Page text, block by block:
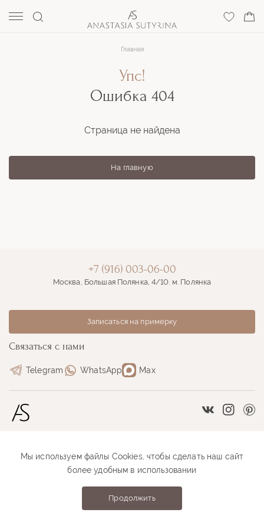
Главная
Упс!
Ошибка 404
Страница не найдена
На главную
Vkontakte
Связаться с нами
Telegram WhatsApp Max
+7 (916) 003-06-00
Москва, Большая Полянка, 4/10. м. Полянка
Записаться на примерку
Размерная сетка
Как проходит примерка
Как оформить заказ
Anastasia Sutyrina © 2026
Мы используем файлы Cookies, чтобы сделать наш сайт
более удобным в использовании
Продолжить